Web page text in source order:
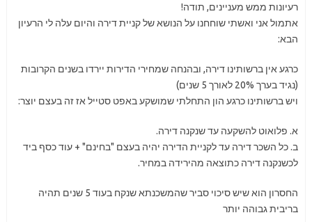
רעיונות ממש מעניינים, תודה!
אתמול אני ואשתי שוחחנו על הנושא של קניית דירה והיום עלה לי הרעיון
הבא:
כרגע אין ברשותינו דירה, ובהנחה שמחירי הדירות יירדו בשנים הקרובות
(נגיד בערך 20% לאורך 5 שנים)
ויש ברשותינו כרגע הון התחלתי שמושקע באפט סטייל אז זה בעצם יוצר:
א. פלואוט להשקעה עד שנקנה דירה.
ב. כל השכר דירה עד לקניית הדירה יהיה בעצם "בחינם" + עוד כסף ביד
לכשנקנה דירה כתוצאה מהירידה במחיר.
החסרון הוא שיש סיכוי סביר שהמשכנתא שנקח בעוד 5 שנים תהיה
בריבית גבוהה יותר